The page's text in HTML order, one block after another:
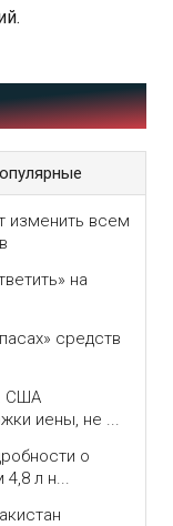
изменить всем
на
средств
США
иены, не ...
о
л н...